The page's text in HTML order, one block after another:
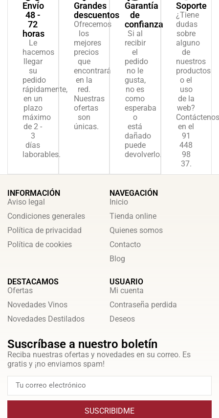
Envío
48 -
72
horas
Le
hacemos
llegar
su
pedido
rápidamente,
en un
plazo
máximo
de 2 -
3
días
laborables.
Grandes
descuentos
Ofrecemos
los
mejores
precios
que
encontrará
en la
red.
Nuestras
ofertas
son
únicas.
Garantía
de
confianza
Si al
recibir
el
pedido
no le
gusta,
no es
como
esperaba
o
está
dañado
puede
devolverlo.
Soporte
¿Tiene
dudas
sobre
alguno
de
nuestros
productos
o el
uso
de la
web?
Contáctenos
en el
91
448
98
37.
INFORMACIÓN
Aviso legal
Condiciones generales
Política de privacidad
Política de cookies
NAVEGACIÓN
Inicio
Tienda online
Quienes somos
Contacto
Blog
DESTACAMOS
Ofertas
Novedades Vinos
Novedades Destilados
USUARIO
Mi cuenta
Contraseña perdida
Deseos
Suscríbase a nuestro boletín
Reciba nuestras ofertas y novedades en su correo. Es
gratis y ¡no enviamos spam!
SUSCRIBIDME